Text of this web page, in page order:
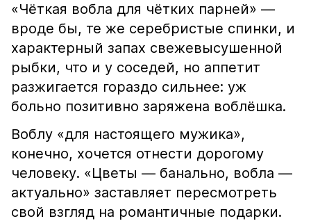
«Чёткая вобла для чётких парней» —
вроде бы, те же серебристые спинки, и
характерный запах свежевысушенной
рыбки, что и у соседей, но аппетит
разжигается гораздо сильнее: уж
больно позитивно заряжена воблёшка.
Воблу «для настоящего мужика»,
конечно, хочется отнести дорогому
человеку. «Цветы — банально, вобла —
актуально» заставляет пересмотреть
свой взгляд на романтичные подарки.